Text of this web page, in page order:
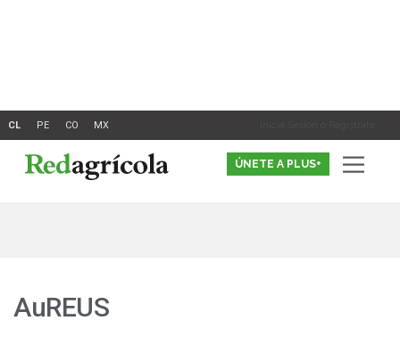
Inicia Sesión o Registrate
ÚNETE A PLUS+
AuREUS